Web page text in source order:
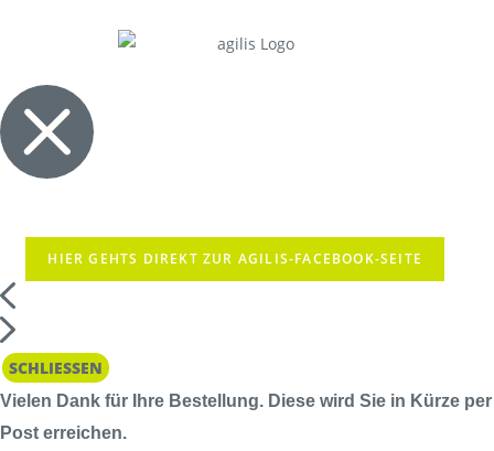
HIER GEHTS DIREKT ZUR AGILIS-FACEBOOK-SEITE
SCHLIESSEN
Vielen Dank für Ihre Bestellung. Diese wird Sie in Kürze per
Post erreichen.